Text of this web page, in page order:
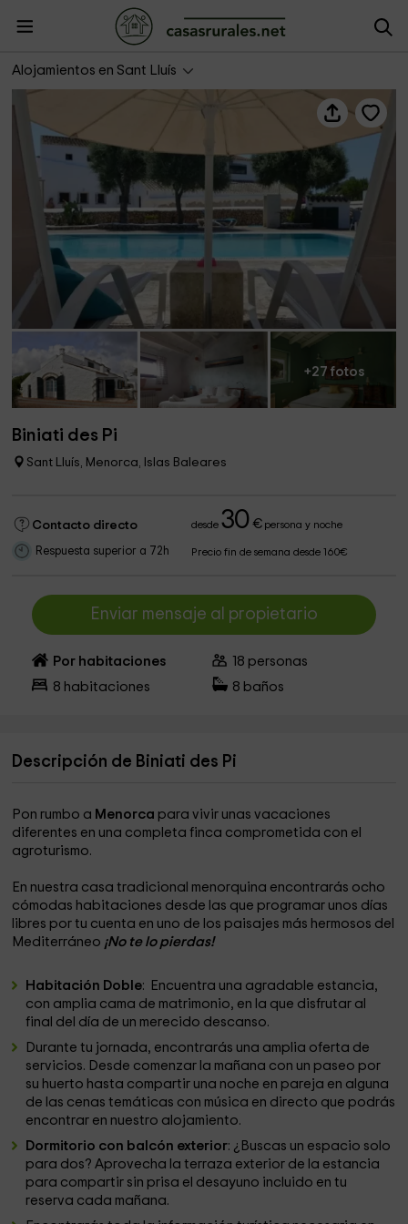
Alojamientos en Sant Lluís
+27 fotos
Biniati des Pi
Sant Lluís, Menorca, Islas Baleares
Contacto directo desde30 €persona y noche
Respuesta superior a 72h Precio fin de semana desde 160€
Enviar mensaje al propietario
Por habitaciones 18 personas
8 habitaciones 8 baños
Descripción de Biniati des Pi
Pon rumbo a Menorca para vivir unas vacaciones
diferentes en una completa finca comprometida con el
agroturismo.
En nuestra casa tradicional menorquina encontrarás ocho
cómodas habitaciones desde las que programar unos días
libres por tu cuenta en uno de los paisajes más hermosos del
Mediterráneo ¡No te lo pierdas!
Habitación Doble: Encuentra una agradable estancia,
con amplia cama de matrimonio, en la que disfrutar al
final del día de un merecido descanso.
Durante tu jornada, encontrarás una amplia oferta de
servicios. Desde comenzar la mañana con un paseo por
su huerto hasta compartir una noche en pareja en alguna
de las cenas temáticas con música en directo que podrás
encontrar en nuestro alojamiento.
Dormitorio con balcón exterior: ¿Buscas un espacio solo
para dos? Aprovecha la terraza exterior de la estancia
para compartir sin prisa el desayuno incluido en tu
reserva cada mañana.